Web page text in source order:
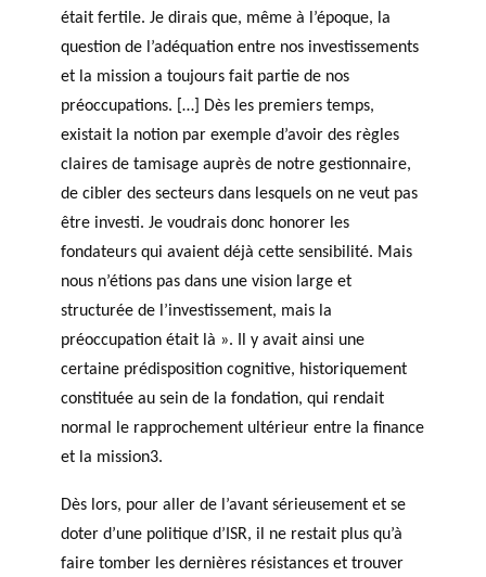
était fertile. Je dirais que, même à l’époque, la
question de l’adéquation entre nos investissements
et la mission a toujours fait partie de nos
préoccupations. […] Dès les premiers temps,
existait la notion par exemple d’avoir des règles
claires de tamisage auprès de notre gestionnaire,
de cibler des secteurs dans lesquels on ne veut pas
être investi. Je voudrais donc honorer les
fondateurs qui avaient déjà cette sensibilité. Mais
nous n’étions pas dans une vision large et
structurée de l’investissement, mais la
préoccupation était là ». Il y avait ainsi une
certaine prédisposition cognitive, historiquement
constituée au sein de la fondation, qui rendait
normal le rapprochement ultérieur entre la finance
et la mission3.
Dès lors, pour aller de l’avant sérieusement et se
doter d’une politique d’ISR, il ne restait plus qu’à
faire tomber les dernières résistances et trouver